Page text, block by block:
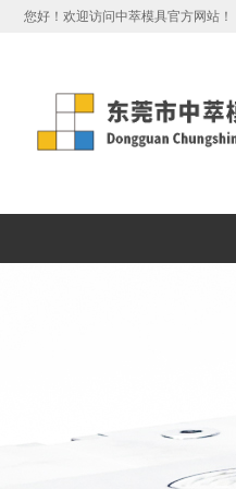
您好！欢迎访问中萃模具官方网站！